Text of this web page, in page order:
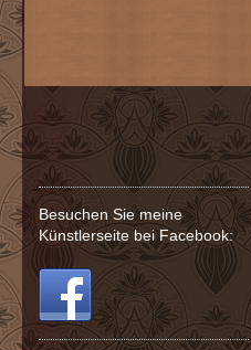
Besuchen Sie meine
Künstlerseite bei Facebook: